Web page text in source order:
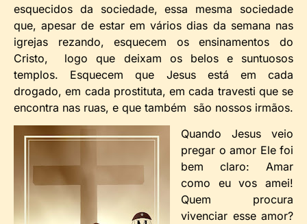
esquecidos da sociedade, essa mesma sociedade
que, apesar de estar em vários dias da semana nas
igrejas rezando, esquecem os ensinamentos do
Cristo, logo que deixam os belos e suntuosos
templos. Esquecem que Jesus está em cada
drogado, em cada prostituta, em cada travesti que se
encontra nas ruas, e que também são nossos irmãos.
Quando Jesus veio
pregar o amor Ele foi
bem claro: Amar
como eu vos amei!
Quem procura
vivenciar esse amor?